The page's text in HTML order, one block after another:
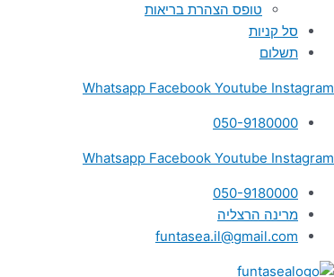
טופס הצהרת בריאות
סל קניות
תשלום
Whatsapp Facebook Youtube Instagram
050-9180000
Whatsapp Facebook Youtube Instagram
050-9180000
מרינה הרצליה
funtasea.il@gmail.com